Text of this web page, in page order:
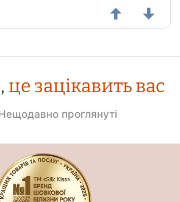
це зацікавить вас
проглянуті